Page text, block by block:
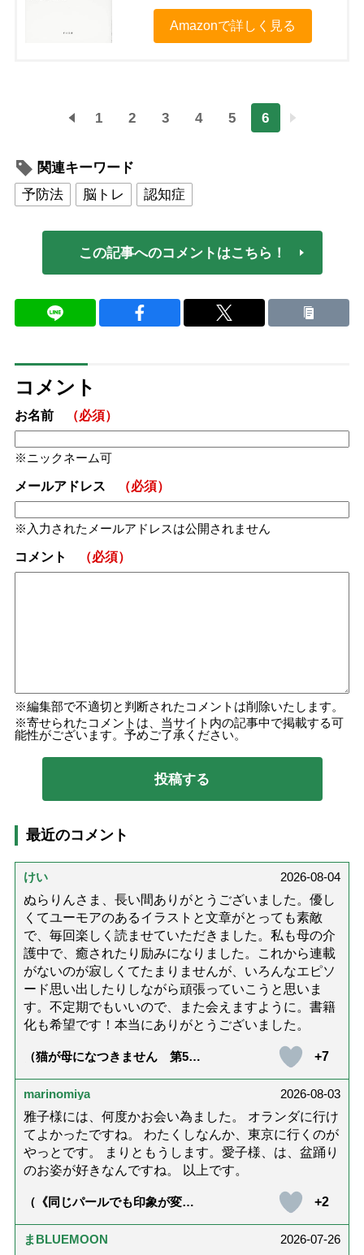
Amazonで詳しく見る
1 2 3 4 5 6
関連キーワード
予防法
脳トレ 認知症
この記事へのコメントはこちら！
コメント
お名前 （必須）
ニックネーム可
メールアドレス （必須）
入力されたメールアドレスは公開されません
コメント （必須）
編集部で不適切と判断されたコメントは削除いたします。
寄せられたコメントは、当サイト内の記事中で掲載する可
能性がございます。予めご了承ください。
最近のコメント
けい
2026-08-04
ぬらりんさま、長い間ありがとうございました。優し
くてユーモアのあるイラストと文章がとっても素敵
で、毎回楽しく読ませていただきました。私も母の介
護中で、癒されたり励みになりました。これから連載
がないのが寂しくてたまりませんが、いろんなエピソ
ード思い出したりしながら頑張っていこうと思いま
す。不定期でもいいので、また会えますように。書籍
化も希望です！本当にありがとうございました。
（猫が母になつきません 第500
+7
marinomiya
2026-08-03
雅子様には、何度かお会い為ました。 オランダに行け
てよかったですね。 わたくしなんか、東京に行くのが
やっとです。 まりともうします。愛子様、は、盆踊り
のお姿が好きなんですね。 以上です。
（《同じパールでも印象が変
の夏ネックレス」上品＆涼しげ
に見せる4つの法則）
+2
まBLUEMOON 2026-07-26